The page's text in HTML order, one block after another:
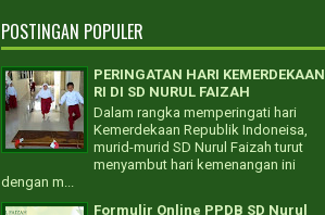
POSTINGAN POPULER
PERINGATAN HARI KEMERDEKAAN
RI DI SD NURUL FAIZAH
Dalam rangka memperingati hari
Kemerdekaan Republik Indoneisa,
murid-murid SD Nurul Faizah turut
menyambut hari kemenangan ini
dengan m...
Formulir Online PPDB SD Nurul